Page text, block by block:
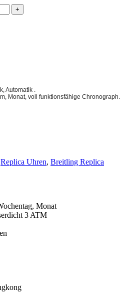
+
Automatik .
Monat, voll funktionsfähige Chronograph.
Replica Uhren, Breitling Replica
Monat
3 ATM